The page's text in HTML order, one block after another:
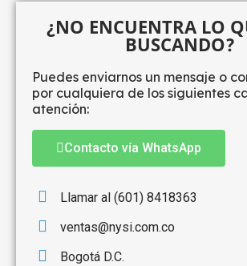
¿NO ENCUENTRA LO
BUSCANDO?
Puedes enviarnos un mensaje o
por cualquiera de los siguientes
atención:
Contacto vía WhatsApp
Llamar al (601) 8418363
ventas@nysi.com.co
Bogotá D.C.